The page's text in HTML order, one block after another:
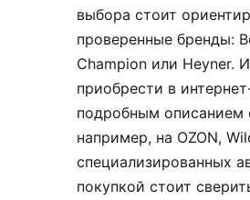
выбора стоит
проверенные бренды:
Champion или Heyner.
приобрести в
подробным описанием
например, на OZON,
специализированных
покупкой стоит